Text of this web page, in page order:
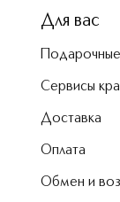
Для вас
Сервисы
Доставка
Оплата
Обмен и